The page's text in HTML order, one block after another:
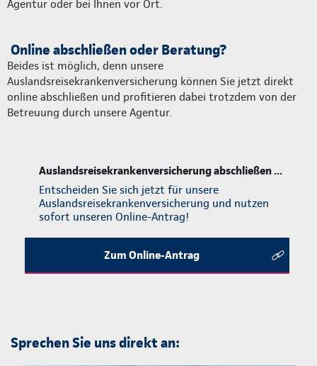
Agentur oder bei Ihnen vor Ort.
Online abschließen oder Beratung?
Beides ist möglich, denn unsere
Auslandsreisekrankenversicherung können Sie jetzt direkt
online abschließen und profitieren dabei trotzdem von der
Betreuung durch unsere Agentur.
Auslandsreisekrankenversicherung abschließen ...
Entscheiden Sie sich jetzt für unsere
Auslandsreisekrankenversicherung und nutzen
sofort unseren Online-Antrag!
Zum Online-Antrag
Sprechen Sie uns direkt an: